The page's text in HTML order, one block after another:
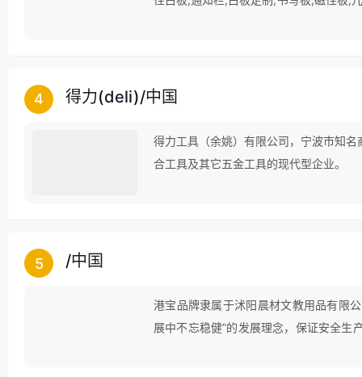
4 得力(deli)/中国
得力工具（余姚）有限公司，宁波市知
合工具及其它五金工具的现代型企业。
5 /中国
港宝品牌隶属于沭阳晨材文教用品有限
展中不忘稳健”的发展理念，保证安全生